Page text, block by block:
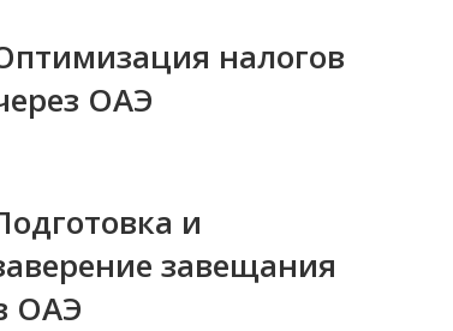
налогов
ОАЭ
и
завещания
ОАЭ